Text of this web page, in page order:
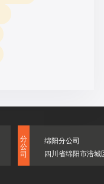
分
公
司
绵阳分公司
四川省绵阳市涪